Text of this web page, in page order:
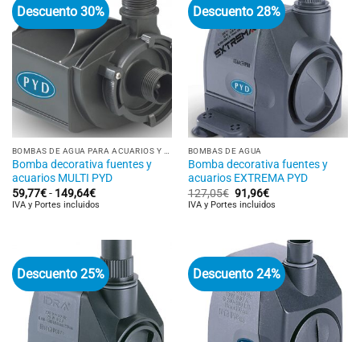
Descuento 30%
Bomba decorativa fuentes y
acuarios MULTI PYD
59,77€ - 149,64€Rango
de
149,64€
IVA y Portes incluidos
Descuento 28%
BOMBAS DE AGUA
Bomba decorativa fuentes y
acuarios EXTREMA PYD
127,05€ El
precio
91,96€El
precio
IVA y Portes incluidos
Descuento 25% Descuento 24%